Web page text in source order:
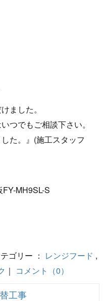
ました。
つでもご相談下さい。
た。』(施工スタッフ
MH9SL-S
ゴリー ： レンジフード ,
｜ コメント（0）
工事